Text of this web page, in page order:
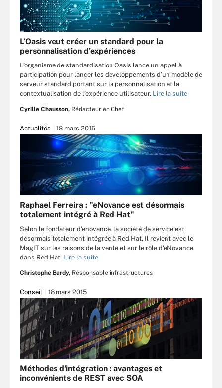
L’Oasis veut créer un standard pour la
personnalisation d’expériences
L’organisme de standardisation Oasis lance un appel à
participation pour lancer les développements d’un modèle de
serveur standard portant sur la personnalisation et la
contextualisation de l’expérience utilisateur. Lire la suite
Cyrille Chausson, Rédacteur en Chef
Actualités 18 mars 2015
Raphael Ferreira : "eNovance est désormais
totalement intégré à Red Hat"
Selon le fondateur d'enovance, la société de service est
désormais totalement intégrée à Red Hat. Il revient avec le
MagIT sur les raisons de la vente et sur le rôle d'eNovance
dans Red Hat. Lire la suite
Christophe Bardy, Responsable infrastructures
Conseil 18 mars 2015
Méthodes d'intégration : avantages et
inconvénients de REST avec SOA